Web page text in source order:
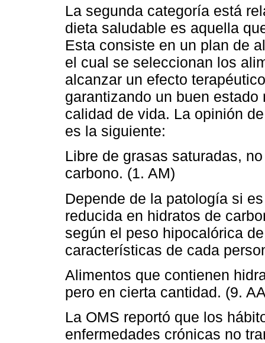
La segunda categoría está
dieta saludable es aquella
Esta consiste en un plan de
el cual se seleccionan los
alcanzar un efecto
garantizando un buen
calidad de vida. La opinión
es la siguiente:
Libre de grasas saturadas,
carbono. (1. AM)
Depende de la patología si
reducida en hidratos de
según el peso hipocalórica
características de cada
Alimentos que contienen
pero en cierta cantidad. (9.
La OMS reportó que los
enfermedades crónicas no